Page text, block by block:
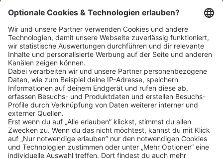
Schnellzugriff
ZAHLUNGSMETHODEN
SOCIAL
NEWSLETTER
BESUCHEN SIE UNS